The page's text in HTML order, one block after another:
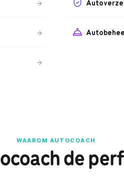
WAAROM AUTOCOACH
de